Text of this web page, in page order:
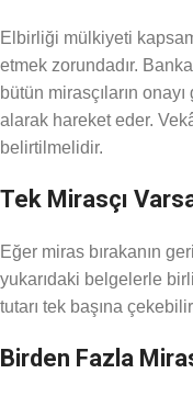
Elbirliği mülkiyeti
etmek zorundadır.
bütün mirasçıların
alarak hareket eder.
belirtilmelidir.
Tek Mirasçı
Eğer miras bırakanın
yukarıdaki belgelerle
tutarı tek başına
Birden Fazla